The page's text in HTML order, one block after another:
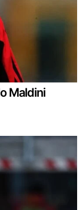
Maldini